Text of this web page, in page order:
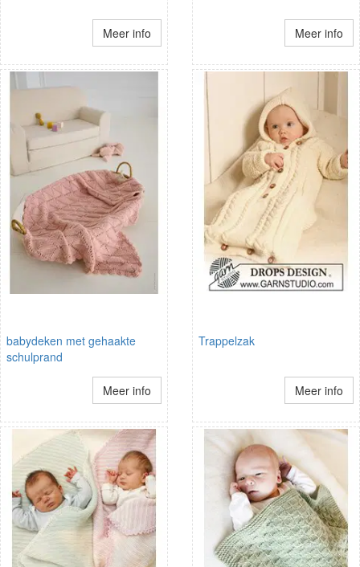
Meer info Meer info
babydeken met gehaakte
schulprand
Meer info
Trappelzak
Meer info